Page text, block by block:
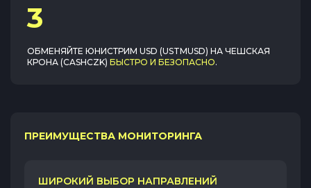
3
ОБМЕНЯЙТЕ ЮНИСТРИМ USD (USTMUSD) НА ЧЕШСКАЯ
КРОНА (CASHCZK) БЫСТРО И БЕЗОПАСНО.
ПРЕИМУЩЕСТВА МОНИТОРИНГА
ШИРОКИЙ ВЫБОР НАПРАВЛЕНИЙ